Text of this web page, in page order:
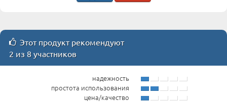
Этот продукт рекомендуют
2 из 8 участников
надежность
простота использования
цена/качество